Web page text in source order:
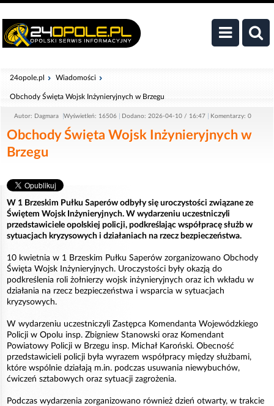
24opole.pl Wiadomości
Obchody Święta Wojsk Inżynieryjnych w Brzegu
Autor: Dagmara Wyświetleń: 16506 Dodano: 2026-04-10 / 16:47 Komentarzy: 0
Obchody Święta Wojsk Inżynieryjnych w
Brzegu
W 1 Brzeskim Pułku Saperów odbyły się uroczystości związane ze
Świętem Wojsk Inżynieryjnych. W wydarzeniu uczestniczyli
przedstawiciele opolskiej policji, podkreślając współpracę służb w
sytuacjach kryzysowych i działaniach na rzecz bezpieczeństwa.
10 kwietnia w 1 Brzeskim Pułku Saperów zorganizowano Obchody
Święta Wojsk Inżynieryjnych. Uroczystości były okazją do
podkreślenia roli żołnierzy wojsk inżynieryjnych oraz ich wkładu w
działania na rzecz bezpieczeństwa i wsparcia w sytuacjach
kryzysowych.
W wydarzeniu uczestniczyli Zastępca Komendanta Wojewódzkiego
Policji w Opolu insp. Zbigniew Stanowski oraz Komendant
Powiatowy Policji w Brzegu insp. Michał Karoński. Obecność
przedstawicieli policji była wyrazem współpracy między służbami,
które wspólnie działają m.in. podczas usuwania niewybuchów,
ćwiczeń sztabowych oraz sytuacji zagrożenia.
Podczas wydarzenia zorganizowano również dzień otwarty, w trakcie